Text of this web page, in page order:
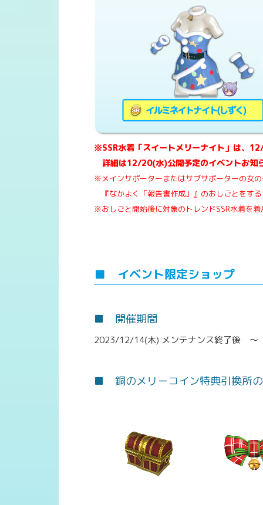
※SSR水着「スイートメリーナイト」は、
詳細は12/20(水)公開予定のイベントお知
※メインサポーターまたはサブサポーターの女
『なかよく「報告書作成」』のおしごとをす
※おしごと開始後に対象のトレンドSSR水着を
■ イベント限定ショップ
■ 開催期間
2023/12/14(木) メンテナンス終了後
■ 銅のメリーコイン特典引換所